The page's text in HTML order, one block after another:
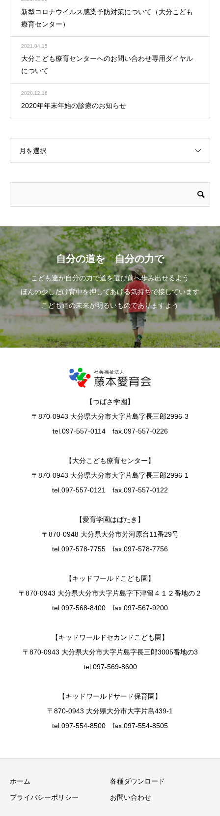
新型コロナウイルス感染予防対策について（大分こども
療育センター）
2021.04.15
大分こども療育センターへのお問い合わせ専用ダイヤル
について
2020.12.16
2020年年末年始の診療のお知らせ
月を選択
自分の道を 自分の力で
こども達が自分の力で道を選び前へ歩み出せるよう
ほんの少しだけ背中を押してあげる気持ちで接しています
こども達の未来が明るいものでありますよう
【つばさ学園】
〒870-0943 大分県大分市大字片島字長三郎2996-3
tel.097-557-0114 fax.097-557-0226
【大分こども療育センター】
〒870-0943 大分県大分市大字片島字長三郎2996-1
tel.097-557-0121 fax.097-557-0122
【愛育学園はばたき】
〒870-0948 大分県大分市芳河原台11番29号
tel.097-578-7755 fax.097-578-7756
【キッドワールドこども園】
〒870-0943 大分県大分市大字片島字下津留４１２番地の２
tel.097-568-8400 fax.097-567-9200
【キッドワールドセカンドこども園】
〒870-0943 大分県大分市大字片島字長三郎3005番地の3
tel.097-569-8600
【キッドワールドサード保育園】
〒870-0943 大分県大分市大字片島439-1
tel.097-554-8500 fax.097-554-8505
ホーム 各種ダウンロード
プライバシーポリシー お問い合わせ